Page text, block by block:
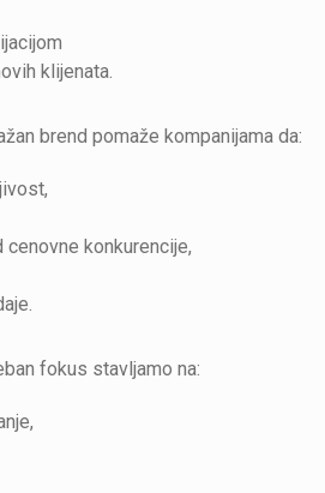
klijenata.
brend pomaže kompanijama da:
konkurencije,
fokus stavljamo na: